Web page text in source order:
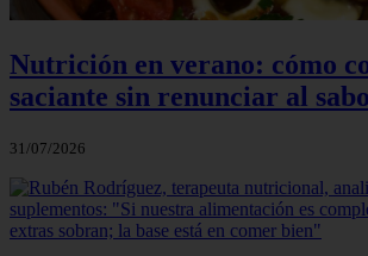
Nutrición en verano: cómo
saciante sin renunciar al
31/07/2026